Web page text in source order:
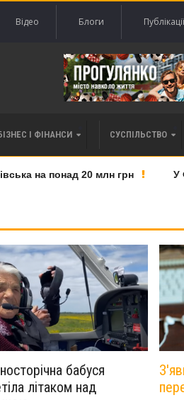
Відео Блоги Публікації
І ФІНАНСИ СУСПІЛЬСТВО
на понад 20 млн грн У
бабуся
літаком над